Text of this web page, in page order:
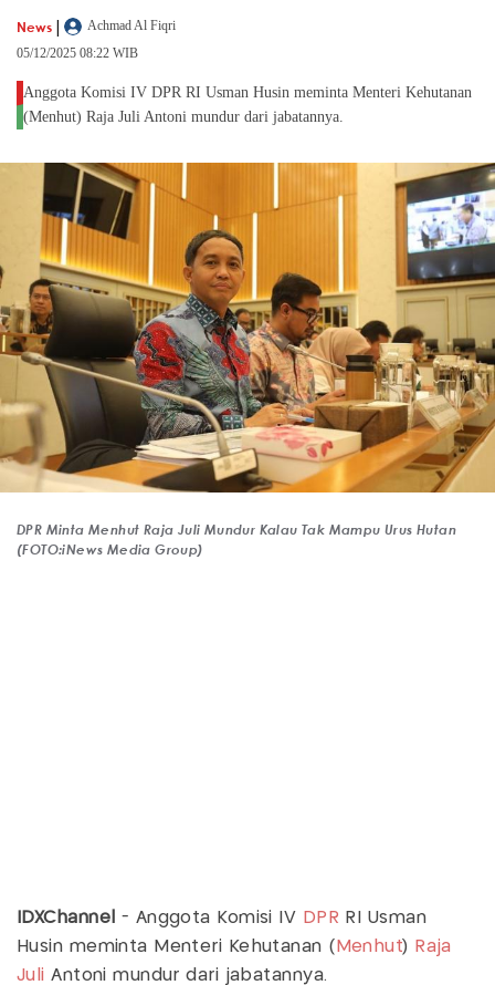
News |
Achmad Al Fiqri
05/12/2025 08:22 WIB
Anggota Komisi IV DPR RI Usman Husin meminta Menteri Kehutanan
(Menhut) Raja Juli Antoni mundur dari jabatannya.
DPR Minta Menhut Raja Juli Mundur Kalau Tak Mampu Urus Hutan
(FOTO:iNews Media Group)
IDXChannel - Anggota Komisi IV DPR RI Usman
Husin meminta Menteri Kehutanan ( Menhut) Raja
Juli Antoni mundur dari jabatannya.